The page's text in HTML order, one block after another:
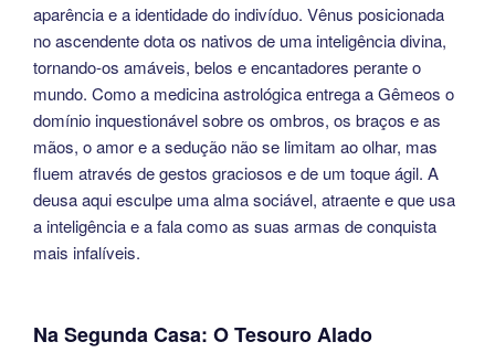
aparência e a identidade do indivíduo. Vênus posicionada
no ascendente dota os nativos de uma inteligência divina,
tornando-os amáveis, belos e encantadores perante o
mundo. Como a medicina astrológica entrega a Gêmeos o
domínio inquestionável sobre os ombros, os braços e as
mãos, o amor e a sedução não se limitam ao olhar, mas
fluem através de gestos graciosos e de um toque ágil. A
deusa aqui esculpe uma alma sociável, atraente e que usa
a inteligência e a fala como as suas armas de conquista
mais infalíveis.
Na Segunda Casa: O Tesouro Alado